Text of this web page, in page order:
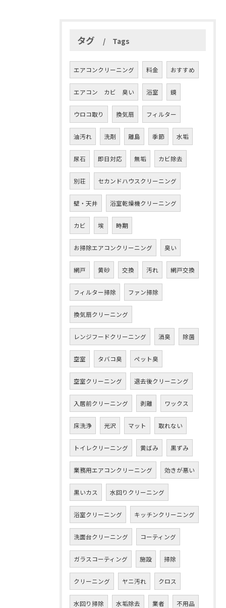
タグ Tags
エアコンクリーニング 料金 おすすめ
エアコン カビ 臭い 浴室 鏡
ウロコ取り 換気扇 フィルター
油汚れ 洗剤 離島 季節 水垢
尿石 即日対応 無垢 カビ除去
別荘 セカンドハウスクリーニング
壁・天井 浴室乾燥機クリーニング
カビ 埃 時期
お掃除エアコンクリーニング 臭い
網戸 黄砂 交換 汚れ 網戸交換
フィルター掃除 ファン掃除
換気扇クリーニング
レンジフードクリーニング 消臭 除菌
空室 タバコ臭 ペット臭
空室クリーニング 退去後クリーニング
入居前クリーニング 剥離 ワックス
床洗浄 光沢 マット 取れない
トイレクリーニング 黄ばみ 黒ずみ
業務用エアコンクリーニング 効きが悪い
黒いカス 水回りクリーニング
浴室クリーニング キッチンクリーニング
洗面台クリーニング コーティング
ガラスコーティング 施設 掃除
クリーニング ヤニ汚れ クロス
水回り掃除 水垢除去 業者 不用品